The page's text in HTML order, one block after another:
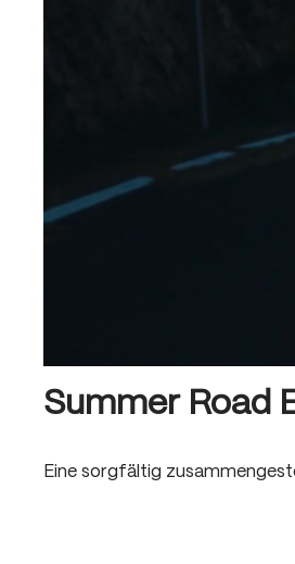
Summer Road
Eine sorgfältig